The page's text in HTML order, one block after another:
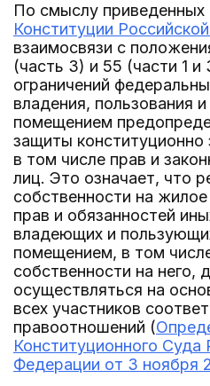
По смыслу приведенных
Конституции
взаимосвязи с
(часть 3) и 55 (части 1
ограничений
владения, пользования
помещением
защиты конституционно
в том числе прав и
лиц. Это означает, что
собственности на
прав и обязанностей
владеющих и
помещением, в том
собственности на него,
осуществляться на
всех участников
правоотношений (
Конституционного Суда
Федерации от 3 ноября